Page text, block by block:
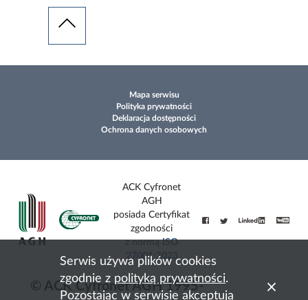
Serwis używa plików cookies
zgodnie z polityką prywatności.
Pozostając w serwisie akceptują
Mapa serwisu
Polityka prywatności
Deklaracja dostępności
Ochrona danych osobowych
ACK Cyfronet
AGH
posiada Certyfikat
zgodności
z normąISO
27001:2023
© ACK Cyfronet AGH 1995-